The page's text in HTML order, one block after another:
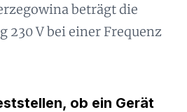
beträgt die
230 V bei einer Frequenz
ob ein Gerät